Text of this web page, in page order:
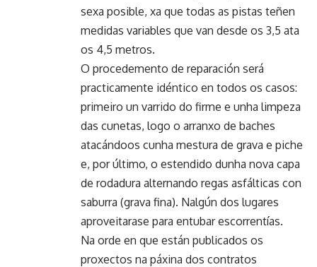
sexa posible, xa que todas as pistas teñen
medidas variables que van desde os 3,5 ata
os 4,5 metros.
O procedemento de reparación será
practicamente idéntico en todos os casos:
primeiro un varrido do firme e unha limpeza
das cunetas, logo o arranxo de baches
atacándoos cunha mestura de grava e piche
e, por último, o estendido dunha nova capa
de rodadura alternando regas asfálticas con
saburra (grava fina). Nalgún dos lugares
aproveitarase para entubar escorrentías.
Na orde en que están publicados os
proxectos na páxina dos contratos